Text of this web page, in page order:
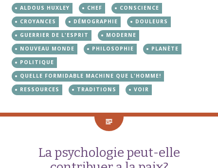
ALDOUS HUXLEY CHEF
CONSCIENCE
CROYANCES
DÉMOGRAPHIE
DOULEURS
GUERRIER DE L'ESPRIT
MODERNE
NOUVEAU MONDE
PHILOSOPHIE
PLANÈTE
POLITIQUE
QUELLE FORMIDABLE MACHINE QUE L'HOMME!
RESSOURCES
TRADITIONS VOIR
La psychologie peut-elle